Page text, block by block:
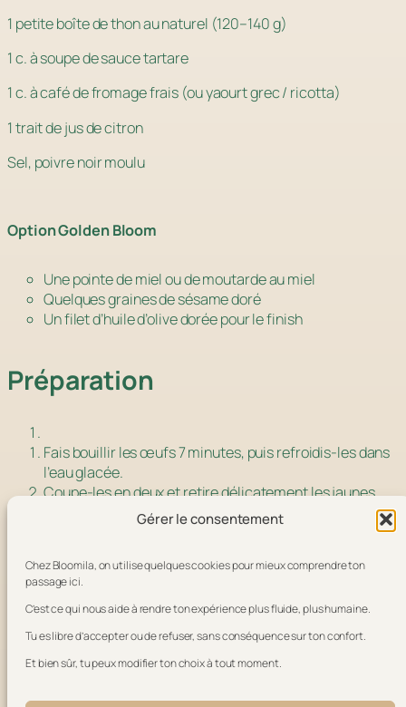
Gérer le consentement
Chez Bloomila, on utilise quelques cookies pour mieux comprendre ton
passage ici.
C’est ce qui nous aide à rendre ton expérience plus fluide, plus humaine.
Tu es libre d’accepter ou de refuser, sans conséquence sur ton confort.
Et bien sûr, tu peux modifier ton choix à tout moment.
1 petite boîte de thon au naturel (120–140 g)
1 c. à soupe de sauce tartare
1 c. à café de fromage frais (ou yaourt grec / ricotta)
1 trait de jus de citron
Sel, poivre noir moulu
Option Golden Bloom
Une pointe de miel ou de moutarde au miel
Quelques graines de sésame doré
Un filet d’huile d’olive dorée pour le finish
Préparation
Fais bouillir les œufs 7 minutes, puis refroidis-les dans
l’eau glacée.
Coupe-les en deux et retire délicatement les jaunes.
Écrase les jaunes avec le thon, la sauce tartare et le
douille).
Décore d’herbes, de sésame et d’un filet d’huile d’olive
dorée.
Un plat simple, sain et apaisant — parfait pour les